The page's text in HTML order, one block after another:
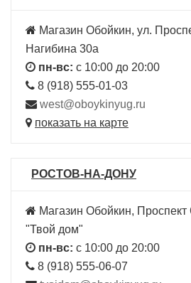
Магазин Обойкин, ул.
Нагибина 30а
пн-вс: с 10:00 до 20:00
8 (918) 555-01-03
west@oboykinyug.ru
показать на карте
РОСТОВ-НА-ДОНУ
Магазин Обойкин,
"Твой дом"
пн-вс: с 10:00 до 20:00
8 (918) 555-06-07